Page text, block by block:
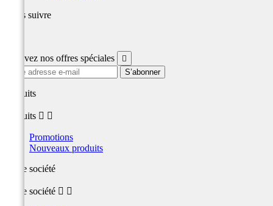
Nous suivre
Recevez nos offres spéciales 
produits
produits  
Promotions
Nouveaux produits
Notre société
Notre société  